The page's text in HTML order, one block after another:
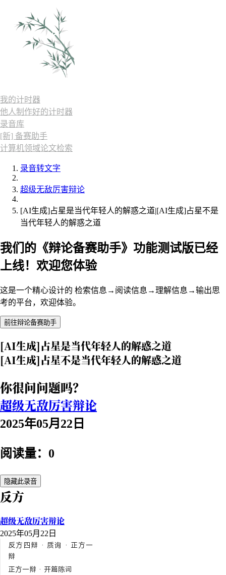
我的计时器
他人制作好的计时器
录音库
[新] 备赛助手
计算机领域论文检索
录音转文字
超级无敌厉害辩论
[AI生成]占星是当代年轻人的解惑之道|[AI生成]占星不是
当代年轻人的解惑之道
我们的《辩论备赛助手》功能测试版已经
上线！欢迎您体验
这是一个精心设计的 检索信息→阅读信息→理解信息→输出思
考的平台，欢迎体验。
前往辩论备赛助手
[AI生成]占星是当代年轻人的解惑之道
[AI生成]占星不是当代年轻人的解惑之道
你很问问题吗？
超级无敌厉害辩论
2025年05月22日
阅读量：0
隐藏此录音
反方
超级无敌厉害辩论
2025年05月22日
反方四辩 · 质询 · 正方一
辩
正方一辩 · 开篇陈词